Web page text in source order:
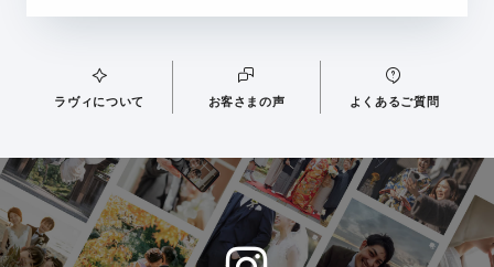
ラヴィについて お客さまの声 よくあるご質問